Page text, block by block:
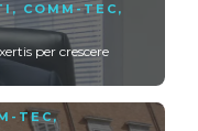
, COMM-TEC ,
per crescere
TEC,